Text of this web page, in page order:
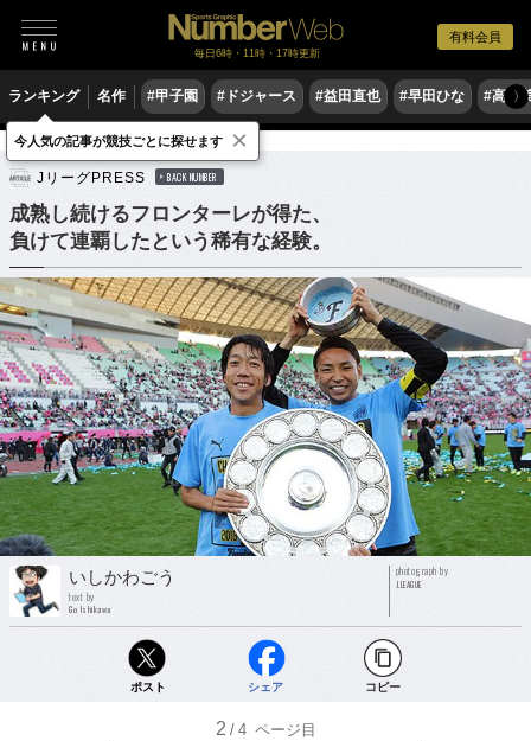
有料会員
毎日6時・11時・17時更新
ランキング 名作 #甲子園 #ドジャース #益田直也 #早田ひな #高木
〉
サッカー Jリーグ
JリーグPRESS BACK NUMBER
成熟し続けるフロンターレが得た、
負けて連覇したという稀有な経験。
いしかわごう
text by
Go Ishikawa
photograph by
J.LEAGUE
ポスト シェア コピー
2 /4 ページ目
今人気の記事が競技ごとに探せます ×